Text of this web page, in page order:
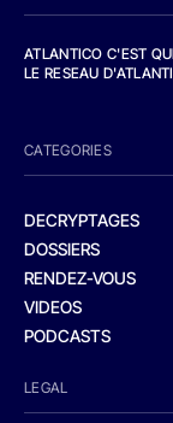
ATLANTICO C'EST
LE RESEAU
CATEGORIES
DECRYPTAGES
DOSSIERS
RENDEZ-VOUS
VIDEOS
PODCASTS
LEGAL